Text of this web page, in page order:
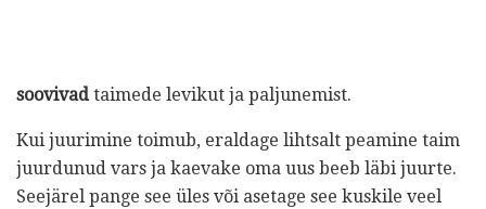
soovivad taimede levikut ja paljunemist.
Kui juurimine toimub, eraldage lihtsalt peamine taim
juurdunud vars ja kaevake oma uus beeb läbi juurte.
Seejärel pange see üles või asetage see kuskile veel